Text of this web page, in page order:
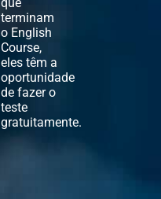
terminam
o English
Course,
eles têm a
oportunidade
de fazer o
teste
gratuitamente.